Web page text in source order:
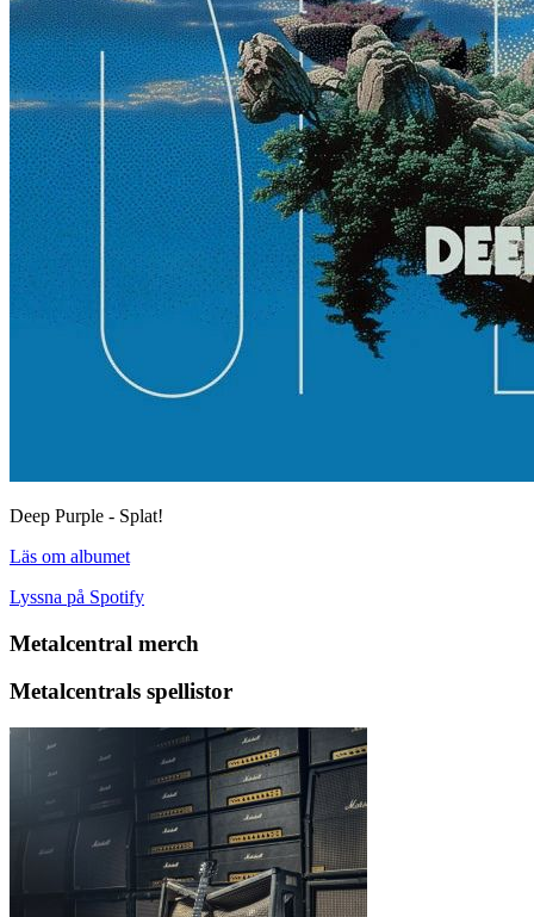
Deep Purple - Splat!
Läs om albumet
Lyssna på Spotify
Metalcentral merch
Metalcentrals spellistor